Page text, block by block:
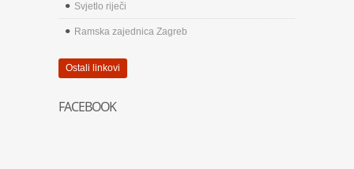
Svjetlo riječi
Ramska zajednica Zagreb
Ostali linkovi
FACEBOOK